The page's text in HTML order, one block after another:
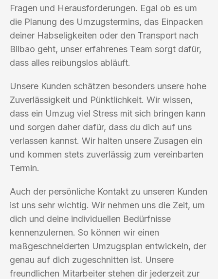
Fragen und Herausforderungen. Egal ob es um
die Planung des Umzugstermins, das Einpacken
deiner Habseligkeiten oder den Transport nach
Bilbao geht, unser erfahrenes Team sorgt dafür,
dass alles reibungslos abläuft.
Unsere Kunden schätzen besonders unsere hohe
Zuverlässigkeit und Pünktlichkeit. Wir wissen,
dass ein Umzug viel Stress mit sich bringen kann
und sorgen daher dafür, dass du dich auf uns
verlassen kannst. Wir halten unsere Zusagen ein
und kommen stets zuverlässig zum vereinbarten
Termin.
Auch der persönliche Kontakt zu unseren Kunden
ist uns sehr wichtig. Wir nehmen uns die Zeit, um
dich und deine individuellen Bedürfnisse
kennenzulernen. So können wir einen
maßgeschneiderten Umzugsplan entwickeln, der
genau auf dich zugeschnitten ist. Unsere
freundlichen Mitarbeiter stehen dir jederzeit zur